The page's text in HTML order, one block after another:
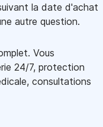
la date d'achat
autre question.
Vous
24/7, protection
consultations